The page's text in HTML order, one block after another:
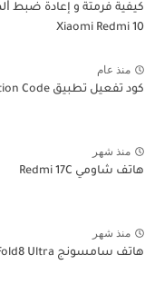
كيفية فرمتة و إعادة ﺿﺒﻂ
Xiaomi Redmi 10
منذ عام
كود تفعيل تطبيق Blue 4K Ultra Activation Code
منذ شهر
هاتف شاومي Redmi 17C
منذ شهر
هاتف سامسونج Galaxy Z Fold8 Ultra القابل للطي